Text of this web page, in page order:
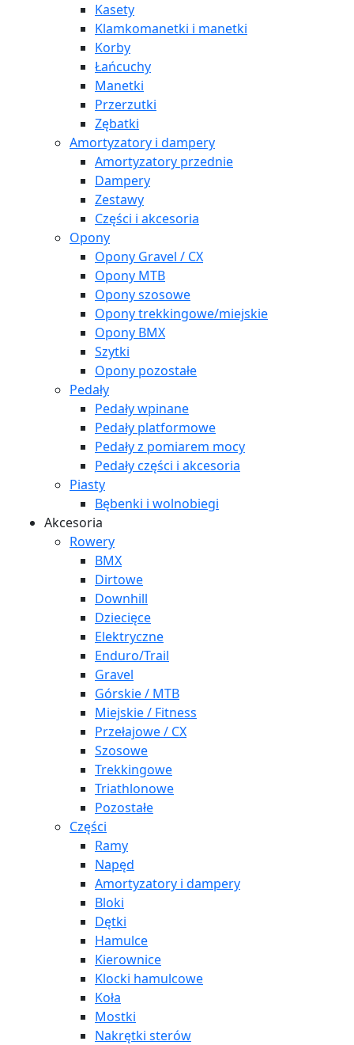
Kasety
Klamkomanetki i manetki
Korby
Łańcuchy
Manetki
Przerzutki
Zębatki
Amortyzatory i dampery
Amortyzatory przednie
Dampery
Zestawy
Części i akcesoria
Opony
Opony Gravel / CX
Opony MTB
Opony szosowe
Opony trekkingowe/miejskie
Opony BMX
Szytki
Opony pozostałe
Pedały
Pedały wpinane
Pedały platformowe
Pedały z pomiarem mocy
Pedały części i akcesoria
Piasty
Bębenki i wolnobiegi
Akcesoria
Rowery
BMX
Dirtowe
Downhill
Dziecięce
Elektryczne
Enduro/Trail
Gravel
Górskie / MTB
Miejskie / Fitness
Przełajowe / CX
Szosowe
Trekkingowe
Triathlonowe
Pozostałe
Części
Ramy
Napęd
Amortyzatory i dampery
Bloki
Dętki
Hamulce
Kierownice
Klocki hamulcowe
Koła
Mostki
Nakrętki sterów